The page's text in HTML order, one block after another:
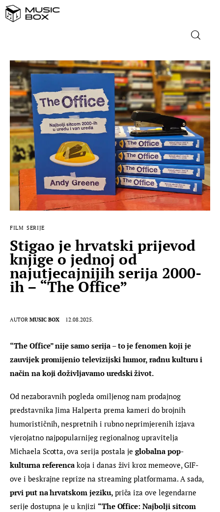
NASLOVNICA
DOMAĆA GLAZBA
STRANA GLAZBA
FILM
MUSIC BOX
FILM SERIJE
Stigao je hrvatski prijevod
knjige o jednoj od
najutjecajnijih serija 2000-
ih – “The Office”
AUTOR MUSIC BOX 12.08.2025.
“The Office” nije samo serija – to je fenomen koji je
zauvijek promijenio televizijski humor, radnu kulturu i
način na koji doživljavamo uredski život.
Od nezaboravnih pogleda omiljenog nam prodajnog
predstavnika Jima Halperta prema kameri do brojnih
humorističnih, nespretnih i rubno neprimjerenih izjava
vjerojatno najpopularnijeg regionalnog upravitelja
Michaela Scotta, ova serija postala je globalna pop-
kulturna referenca koja i danas živi kroz memeove, GIF-
ove i beskrajne reprize na streaming platformama. A sada,
prvi put na hrvatskom jeziku, priča iza ove legendarne
serije dostupna je u knjizi “The Office: Najbolji sitcom